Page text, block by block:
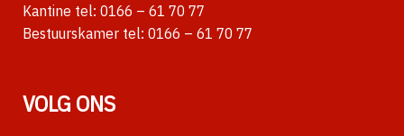
Kantine tel: 0166 – 61 70 77
Bestuurskamer tel: 0166 – 61 70 77
VOLG ONS